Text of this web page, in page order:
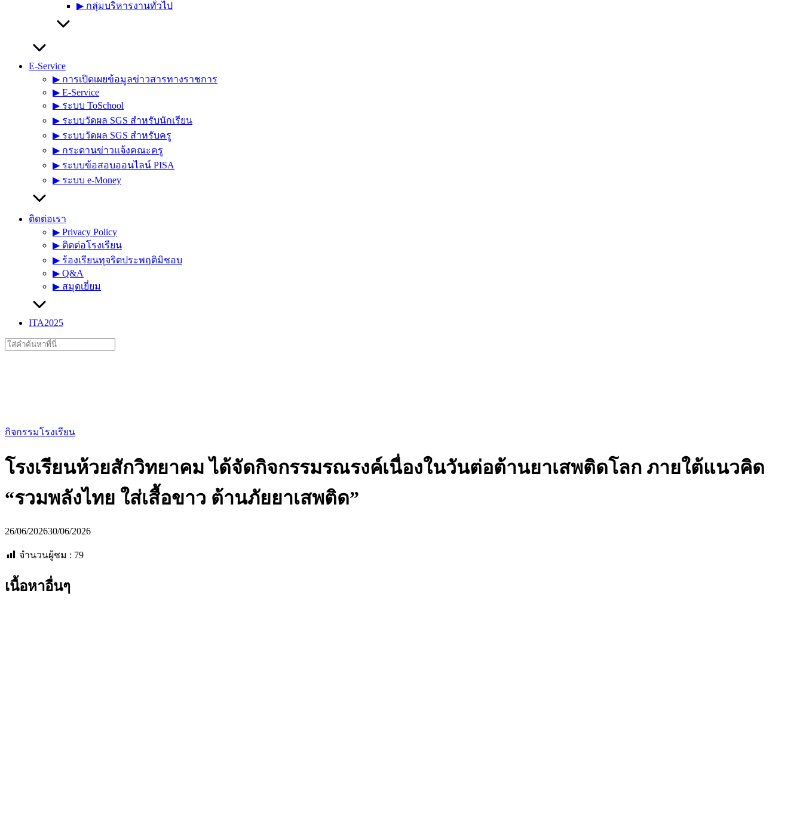
▶︎ กลุ่มบริหารงานทั่วไป
E-Service
▶︎ การเปิดเผยข้อมูลข่าวสารทางราชการ
▶︎ E-Service
▶︎ ระบบ ToSchool
▶︎ ระบบวัดผล SGS สำหรับนักเรียน
▶︎ ระบบวัดผล SGS สำหรับครู
▶︎ กระดานข่าวแจ้งคณะครู
▶︎ ระบบข้อสอบออนไลน์ PISA
▶︎ ระบบ e-Money
ติดต่อเรา
▶︎ Privacy Policy
▶︎ ติดต่อโรงเรียน
▶︎ ร้องเรียนทุจริตประพฤติมิชอบ
▶︎ Q&A
▶︎ สมุดเยี่ยม
ITA2025
Search
for:
กิจกรรมโรงเรียน
โรงเรียนห้วยสักวิทยาคม ได้จัดกิจกรรมรณรงค์เนื่องในวันต่อต้านยาเสพติดโลก ภายใต้แนวคิด
“รวมพลังไทย ใส่เสื้อขาว ต้านภัยยาเสพติด”
26/06/202630/06/2026
จำนวนผู้ชม : 79
เนื้อหาอื่นๆ